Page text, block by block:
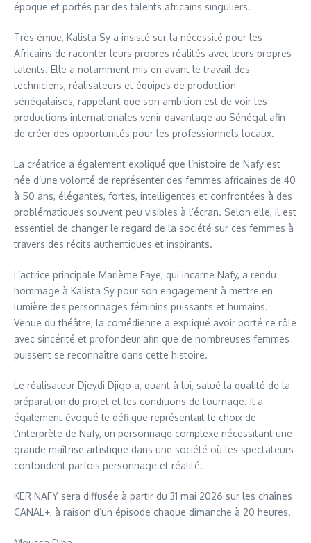
époque et portés par des talents africains singuliers.
Très émue, Kalista Sy a insisté sur la nécessité pour les
Africains de raconter leurs propres réalités avec leurs propres
talents. Elle a notamment mis en avant le travail des
techniciens, réalisateurs et équipes de production
sénégalaises, rappelant que son ambition est de voir les
productions internationales venir davantage au Sénégal afin
de créer des opportunités pour les professionnels locaux.
La créatrice a également expliqué que l’histoire de Nafy est
née d’une volonté de représenter des femmes africaines de 40
à 50 ans, élégantes, fortes, intelligentes et confrontées à des
problématiques souvent peu visibles à l’écran. Selon elle, il est
essentiel de changer le regard de la société sur ces femmes à
travers des récits authentiques et inspirants.
L’actrice principale Marième Faye, qui incarne Nafy, a rendu
hommage à Kalista Sy pour son engagement à mettre en
lumière des personnages féminins puissants et humains.
Venue du théâtre, la comédienne a expliqué avoir porté ce rôle
avec sincérité et profondeur afin que de nombreuses femmes
puissent se reconnaître dans cette histoire.
Le réalisateur Djeydi Djigo a, quant à lui, salué la qualité de la
préparation du projet et les conditions de tournage. Il a
également évoqué le défi que représentait le choix de
l’interprète de Nafy, un personnage complexe nécessitant une
grande maîtrise artistique dans une société où les spectateurs
confondent parfois personnage et réalité.
KËR NAFY sera diffusée à partir du 31 mai 2026 sur les chaînes
CANAL+, à raison d’un épisode chaque dimanche à 20 heures.